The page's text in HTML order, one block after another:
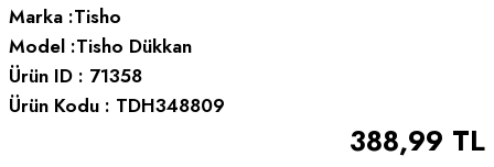
Marka :Tisho
Model :Tisho Dükkan
Ürün ID : 71358
Ürün Kodu : TDH348809
388,99 TL